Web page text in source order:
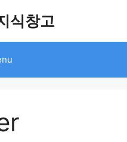
식창고